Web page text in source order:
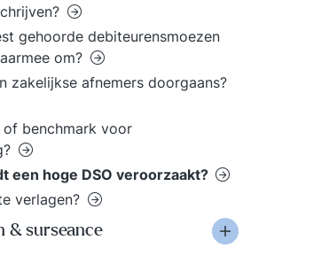
gehoorde debiteurensmoezen
om?
zakelijkse afnemers doorgaans?
benchmark voor
een hoge DSO veroorzaakt?
verlagen?
& surseance